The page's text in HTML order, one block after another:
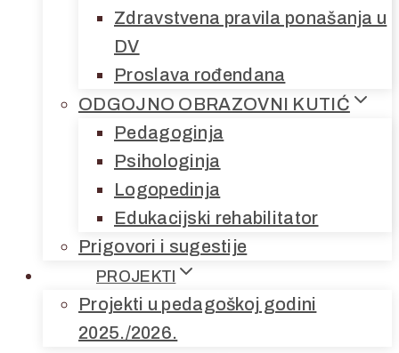
Zdravstvena pravila ponašanja u
DV
Proslava rođendana
ODGOJNO OBRAZOVNI KUTIĆ
Pedagoginja
Psihologinja
Logopedinja
Edukacijski rehabilitator
Prigovori i sugestije
PROJEKTI
Projekti u pedagoškoj godini
2025./2026.